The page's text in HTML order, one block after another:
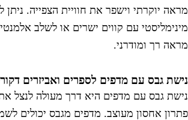
יוקרתי וישפר את חוויית הצפייה. ניתן
עם קווים ישרים או לשלב
רך ומודרני.
גבס עם מדפים לספרים ואביזרים
גבס עם מדפים היא דרך מעולה לנצל את
אחסון מעוצב. מדפים מגבס יכולים